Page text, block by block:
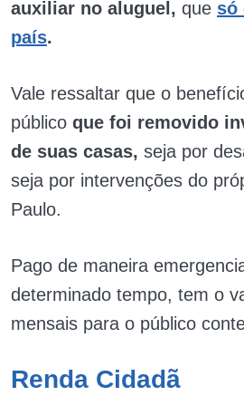
auxiliar no aluguel, que só
país.
Vale ressaltar que o
público que foi removido
de suas casas, seja por
seja por intervenções do
Paulo.
Pago de maneira
determinado tempo, tem o
mensais para o público
Renda Cidadã